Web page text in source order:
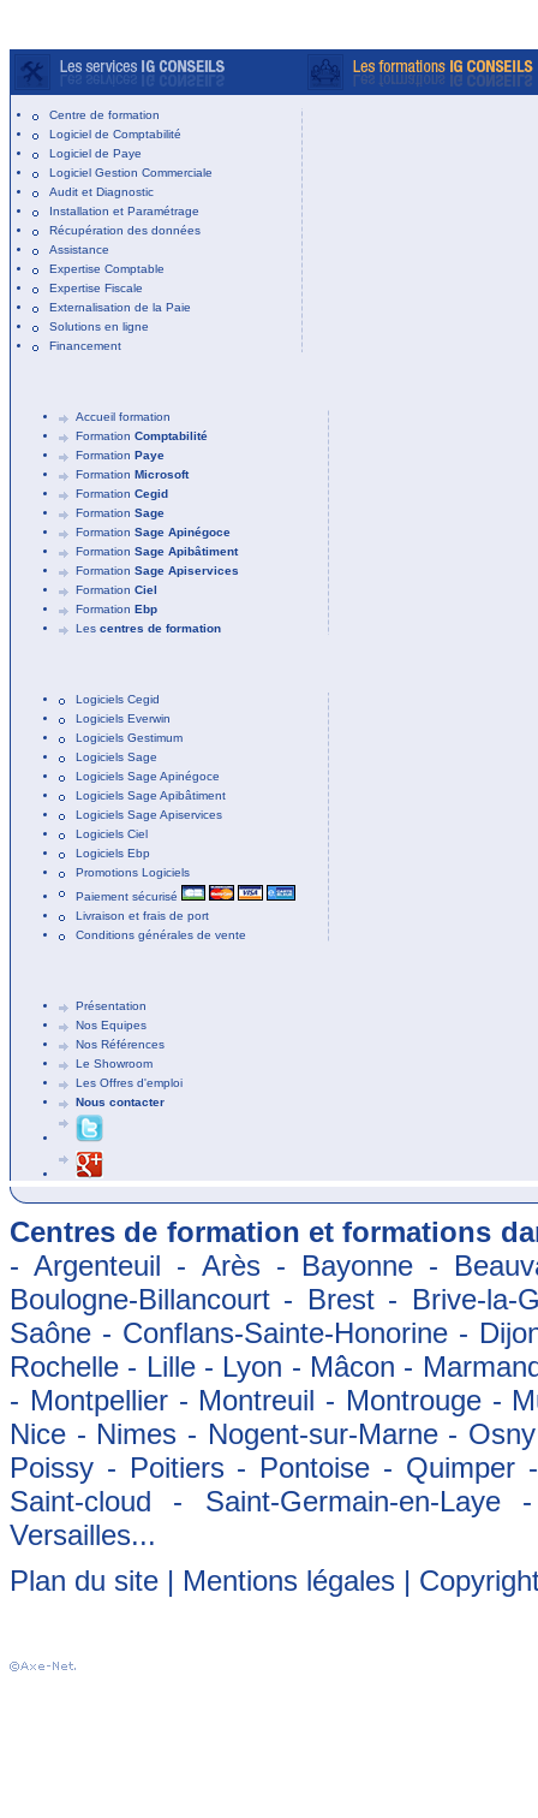
Centre de formation
Logiciel de Comptabilité
Logiciel de Paye
Logiciel Gestion Commerciale
Audit et Diagnostic
Installation et Paramétrage
Récupération des données
Assistance
Expertise Comptable
Expertise Fiscale
Externalisation de la Paie
Solutions en ligne
Financement
Accueil formation
Formation Comptabilité
Formation Paye
Formation Microsoft
Formation Cegid
Formation Sage
Formation Sage Apinégoce
Formation Sage Apibâtiment
Formation Sage Apiservices
Formation Ciel
Formation Ebp
Les centres de formation
Logiciels Cegid
Logiciels Everwin
Logiciels Gestimum
Logiciels Sage
Logiciels Sage Apinégoce
Logiciels Sage Apibâtiment
Logiciels Sage Apiservices
Logiciels Ciel
Logiciels Ebp
Promotions Logiciels
Paiement sécurisé
Livraison et frais de port
Conditions générales de vente
Présentation
Nos Equipes
Nos Références
Le Showroom
Les Offres d'emploi
Nous contacter
Centres de formation et formations
- Argenteuil - Arès - Bayonne -
Boulogne-Billancourt - Brest - Brive-
Saône - Conflans-Sainte-Honorine -
Rochelle - Lille - Lyon - Mâcon -
- Montpellier - Montreuil - Montrouge -
Nice - Nimes - Nogent-sur-Marne -
Poissy - Poitiers - Pontoise -
Saint-cloud - Saint-Germain-en-
Versailles...
Plan du site | Mentions légales |